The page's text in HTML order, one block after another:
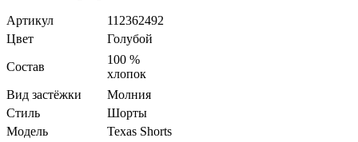
Артикул
112362492
Цвет
Голубой
Состав
100 %
хлопок
Вид застёжки
Молния
Стиль
Шорты
Модель
Texas Shorts